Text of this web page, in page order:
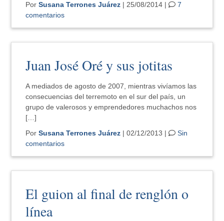
PorSusana Terrones Juárez | 25/08/2014 |
7
comentarios
Juan José Oré y sus jotitas
A mediados de agosto de 2007, mientras vivíamos las
consecuencias del terremoto en el sur del país, un
grupo de valerosos y emprendedores muchachos nos
[…]
PorSusana Terrones Juárez | 02/12/2013 |
Sin
comentarios
El guion al final de renglón o
línea